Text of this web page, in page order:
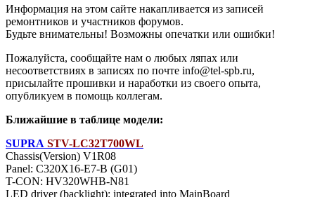
Информация на этом сайте накапливается из записей
ремонтников и участников форумов.
Будьте внимательны! Возможны опечатки или ошибки!
Пожалуйста, сообщайте нам о любых ляпах или
несоответствиях в записях по почте info@tel-spb.ru,
присылайте прошивки и наработки из своего опыта,
опубликуем в помощь коллегам.
Ближайшие в таблице модели:
SUPRA STV-LC32T700WL
Chassis(Version) V1R08
Panel: C320X16-E7-B (G01)
T-CON: HV320WHB-N81
LED driver (backlight): integrated into MainBoard